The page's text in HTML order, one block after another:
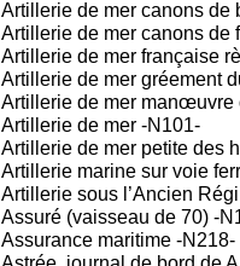
Artillerie de mer canons de
Artillerie de mer canons de
Artillerie de mer française
Artillerie de mer gréement
Artillerie de mer manœuvre
Artillerie de mer -N101-
Artillerie de mer petite des
Artillerie marine sur voie
Artillerie sous l’Ancien
Assuré (vaisseau de 70) -
Assurance maritime -N218-